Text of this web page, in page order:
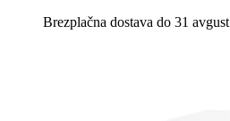
Brezplačna dostava do 31 avgust